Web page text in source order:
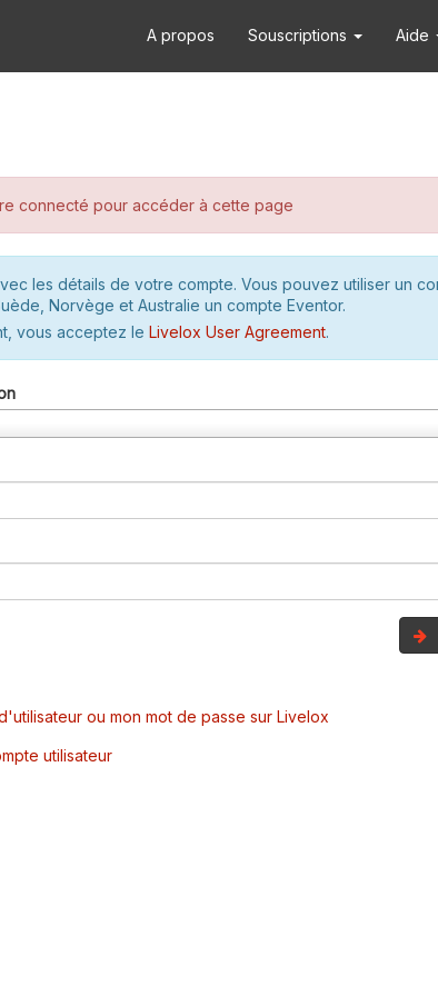
A propos Souscriptions Aide
connecté pour accéder à cette page
les détails de votre compte. Vous pouvez utiliser un
Norvège et Australie un compte Eventor.
vous acceptez le Livelox User Agreement.
ou mon mot de passe sur Livelox
utilisateur